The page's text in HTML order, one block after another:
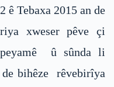
Tebaxa 2015 an de
xweser pêve çi
û sûnda li
bihêze rêvebirîya